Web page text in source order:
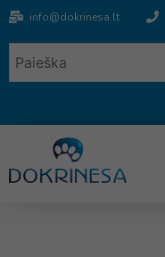
info@dokrinesa.lt